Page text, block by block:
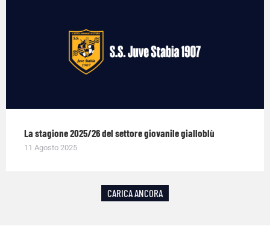
La stagione 2025/26 del settore giovanile gialloblù
11 Agosto 2025
CARICA ANCORA